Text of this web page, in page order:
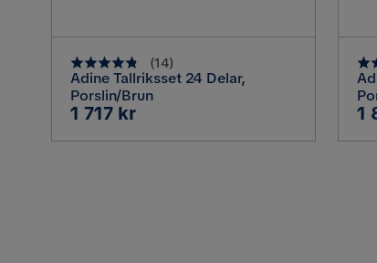
(14)
Adine Tallriksset 24 Delar,
Porslin/Brun
Pris
1 717 kr 1